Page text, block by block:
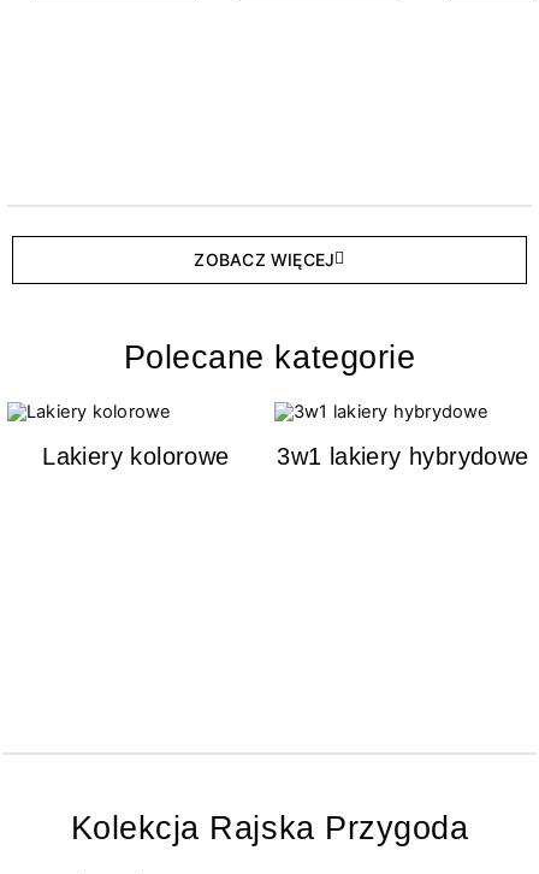
ZOBACZ WIĘCEJ
Polecane kategorie
Lakiery kolorowe 3w1 lakiery hybrydowe
Kolekcja Rajska Przygoda